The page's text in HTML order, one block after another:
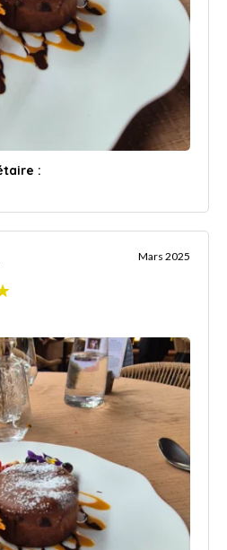
:
Mars 2025